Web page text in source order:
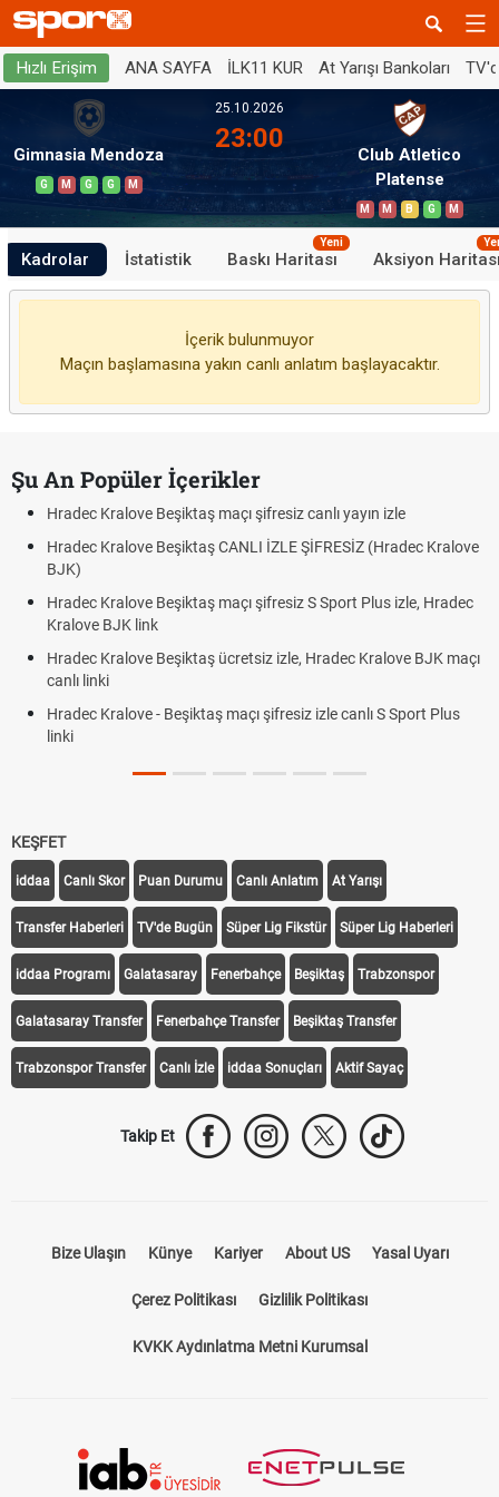
Hızlı Erişim ANA SAYFA İLK11 KUR At Yarışı Bankoları
Gimnasia Mendoza
G M G G M
25.10.2026
23:00
Club Atletico
Platense
M M B G M
Kadrolar İstatistik Baskı Haritası
Yeni
Aksiyon
İçerik bulunmuyor
Maçın başlamasına yakın canlı anlatım başlayacaktır.
Şu An Popüler İçerikler
Hradec Kralove Beşiktaş maçı şifresiz canlı yayın izle
Hradec Kralove Beşiktaş CANLI İZLE ŞİFRESİZ (Hradec Kralove
BJK)
Hradec Kralove Beşiktaş maçı şifresiz S Sport Plus izle, Hradec
Kralove BJK link
Hradec Kralove Beşiktaş ücretsiz izle, Hradec Kralove BJK maçı
canlı linki
Hradec Kralove - Beşiktaş maçı şifresiz izle canlı S Sport Plus
linki
KEŞFET
iddaa Canlı Skor Puan Durumu Canlı Anlatım At Yarışı
Transfer Haberleri TV'de Bugün Süper Lig Fikstür Süper Lig Haberleri
iddaa Programı Galatasaray Fenerbahçe Beşiktaş Trabzonspor
Galatasaray Transfer Fenerbahçe Transfer Beşiktaş Transfer
Trabzonspor Transfer Canlı İzle iddaa Sonuçları Aktif Sayaç
Takip Et
Bize Ulaşın Künye Kariyer About US Yasal Uyarı
Çerez Politikası Gizlilik Politikası
KVKK Aydınlatma Metni Kurumsal